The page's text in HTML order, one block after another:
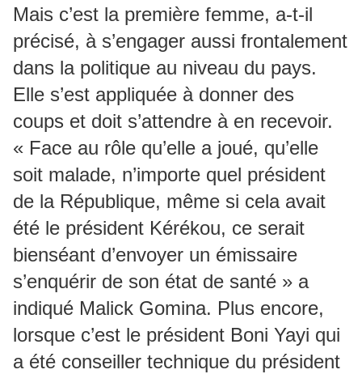
Mais c’est la première femme, a-t-il
précisé, à s’engager aussi frontalement
dans la politique au niveau du pays.
Elle s’est appliquée à donner des
coups et doit s’attendre à en recevoir.
« Face au rôle qu’elle a joué, qu’elle
soit malade, n’importe quel président
de la République, même si cela avait
été le président Kérékou, ce serait
bienséant d’envoyer un émissaire
s’enquérir de son état de santé » a
indiqué Malick Gomina. Plus encore,
lorsque c’est le président Boni Yayi qui
a été conseiller technique du président